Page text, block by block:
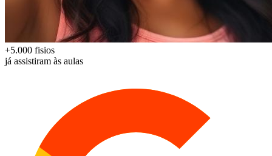
+5.000 fisios
já assistiram às aulas